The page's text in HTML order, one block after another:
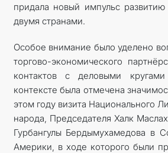
придала новый импульс
двумя странами.
Особое внимание было уделено
торгово-экономического
контактов с деловыми
контексте была отмечена
этом году визита Национального
народа, Председателя Халк
Гурбангулы Бердымухамедова в
Америки, в ходе которого были